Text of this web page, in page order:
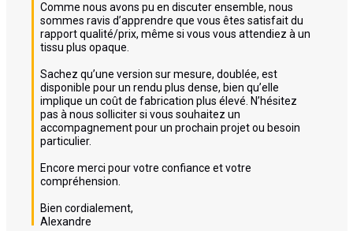
Comme nous avons pu en discuter ensemble, nous
sommes ravis d’apprendre que vous êtes satisfait du
rapport qualité/prix, même si vous vous attendiez à un
tissu plus opaque.
Sachez qu’une version sur mesure, doublée, est
disponible pour un rendu plus dense, bien qu’elle
implique un coût de fabrication plus élevé. N’hésitez
pas à nous solliciter si vous souhaitez un
accompagnement pour un prochain projet ou besoin
particulier.
Encore merci pour votre confiance et votre
compréhension.
Bien cordialement,
Alexandre